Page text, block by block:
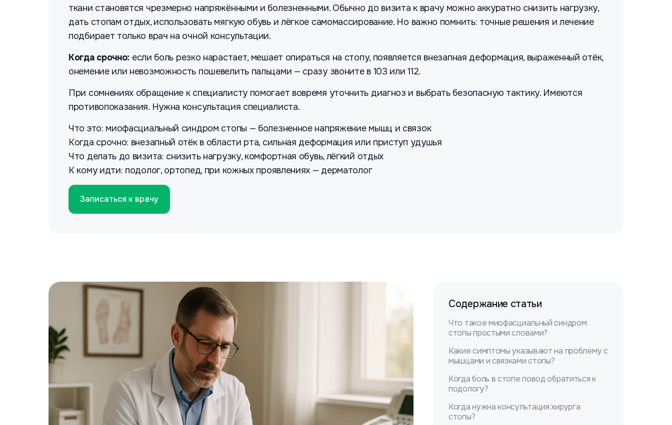
ткани становятся чрезмерно напряжёнными и болезненными. Обычно до визита к врачу можно аккуратно снизить нагрузку,
дать стопам отдых, использовать мягкую обувь и лёгкое самомассирование. Но важно помнить: точные решения и лечение
подбирает только врач на очной консультации.
Когда срочно: если боль резко нарастает, мешает опираться на стопу, появляется внезапная деформация, выраженный отёк,
онемение или невозможность пошевелить пальцами — сразу звоните в 103 или 112.
При сомнениях обращение к специалисту помогает вовремя уточнить диагноз и выбрать безопасную тактику. Имеются
противопоказания. Нужна консультация специалиста.
Что это: миофасциальный синдром стопы — болезненное напряжение мышц и связок
Когда срочно: внезапный отёк в области рта, сильная деформация или приступ удушья
Что делать до визита: снизить нагрузку, комфортная обувь, лёгкий отдых
К кому идти: подолог, ортопед, при кожных проявлениях — дерматолог
Записаться к врачу
Содержание статьи
Что такое миофасциальный синдром
стопы простыми словами?
Какие симптомы указывают на проблему с
мышцами и связками стопы?
Когда боль в стопе повод обратиться к
подологу?
Когда нужна консультация хирурга
стопы?